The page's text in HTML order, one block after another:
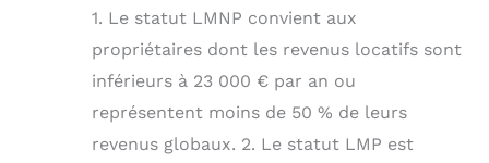
1. Le statut LMNP convient aux
propriétaires dont les revenus locatifs sont
inférieurs à 23 000 € par an ou
représentent moins de 50 % de leurs
revenus globaux. 2. Le statut LMP est